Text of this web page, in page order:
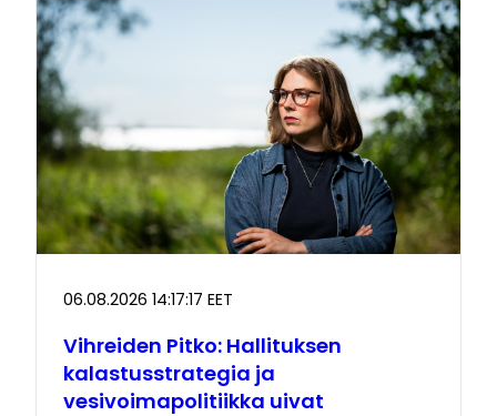
06.08.2026 14:17:17 EET
Vihreiden Pitko: Hallituksen
kalastusstrategia ja
vesivoimapolitiikka uivat